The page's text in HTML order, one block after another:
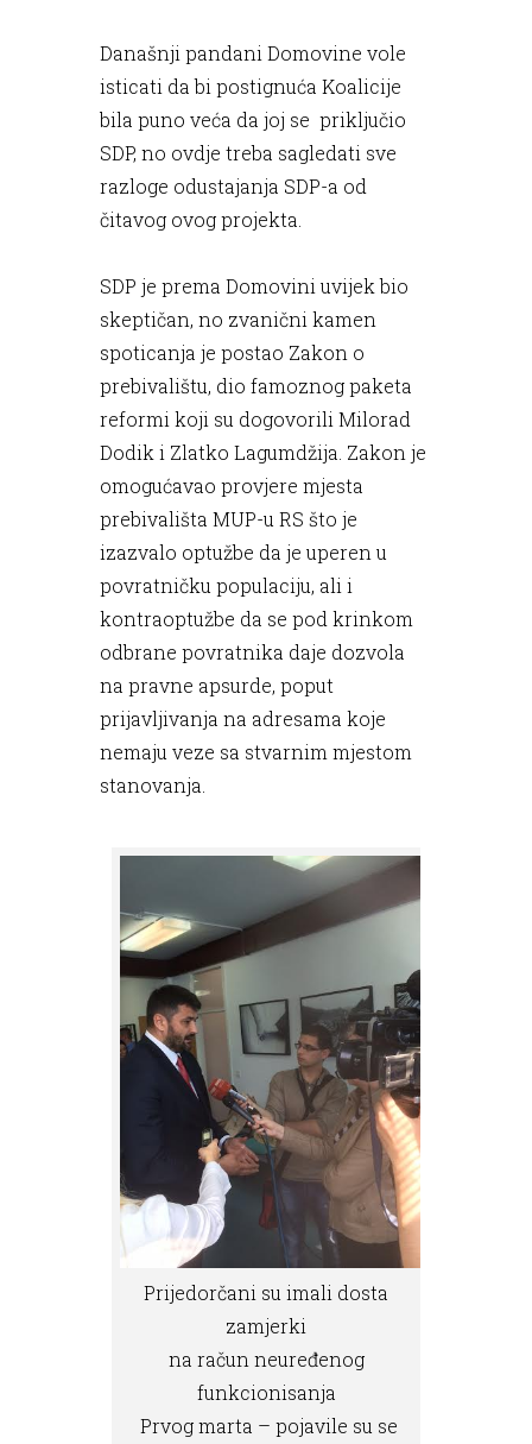
Današnji pandani Domovine vole
isticati da bi postignuća Koalicije
bila puno veća da joj se priključio
SDP, no ovdje treba sagledati sve
razloge odustajanja SDP-a od
čitavog ovog projekta.
SDP je prema Domovini uvijek bio
skeptičan, no zvanični kamen
spoticanja je postao Zakon o
prebivalištu, dio famoznog paketa
reformi koji su dogovorili Milorad
Dodik i Zlatko Lagumdžija. Zakon je
omogućavao provjere mjesta
prebivališta MUP-u RS što je
izazvalo optužbe da je uperen u
povratničku populaciju, ali i
kontraoptužbe da se pod krinkom
odbrane povratnika daje dozvola
na pravne apsurde, poput
prijavljivanja na adresama koje
nemaju veze sa stvarnim mjestom
stanovanja.
Prijedorčani su imali dosta
zamjerki
na račun neuređenog
funkcionisanja
Prvog marta – pojavile su se